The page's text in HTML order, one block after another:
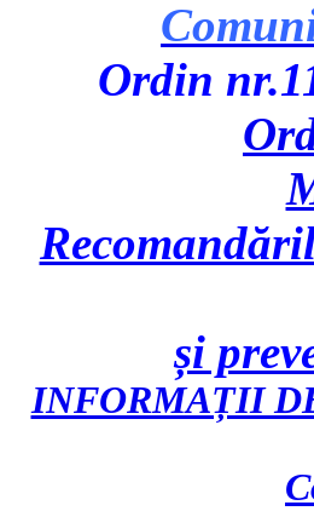
Ordin
și
INFORMAȚII